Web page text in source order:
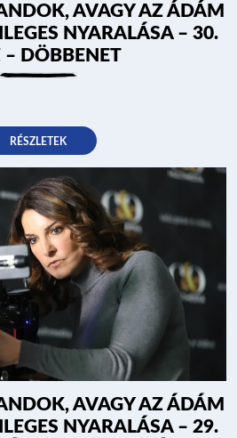
AVAGY AZ ÁDÁM
NYARALÁSA – 30.
– DÖBBENET
RÉSZLETEK
AVAGY AZ ÁDÁM
NYARALÁSA – 29.